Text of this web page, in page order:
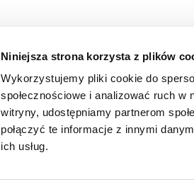
Niniejsza strona korzysta z plików
Wykorzystujemy pliki cookie do
społecznościowe i analizować ruch
witryny, udostępniamy partnerom
połączyć te informacje z innymi
ich usług.
Mapa
Kanały
Porady